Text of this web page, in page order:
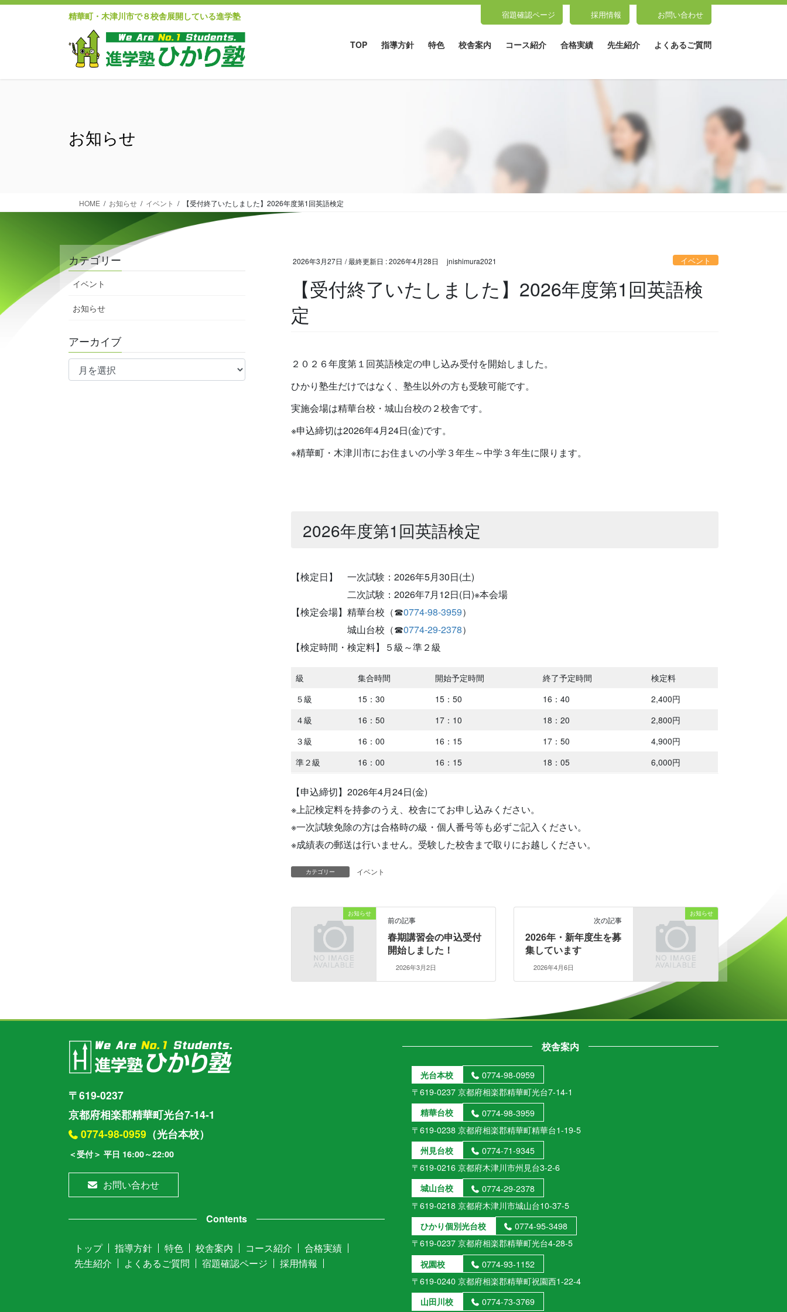
精華町・木津川市で８校舎展開している進学塾 宿題確認ページ 採用情報 お問い合わせ
TOP 指導方針 特色 校舎案内 コース紹介 合格実績 先生紹介 よくあるご質問
お知らせ
HOME お知らせ イベント 【受付終了いたしました】2026年度第1回英語検定
2026年3月27日 / 最終更新日 :2026年4月28日 jnishimura2021 イベント
【受付終了いたしました】2026年度第1回英語検
定
２０２６年度第１回英語検定の申し込み受付を開始しました。
ひかり塾生だけではなく、塾生以外の方も受験可能です。
実施会場は精華台校・城山台校の２校舎です。
※申込締切は2026年4月24日(金)です。
※精華町・木津川市にお住まいの小学３年生～中学３年生に限ります。
2026年度第1回英語検定
【検定日】 一次試験：2026年5月30日(土)
二次試験：2026年7月12日(日)※本会場
【検定会場】精華台校（☎0774-98-3959）
城山台校（☎0774-29-2378）
【検定時間・検定料】５級～準２級
級 集合時間 開始予定時間 終了予定時間
検定料
５級
15：30 15：50 16：40
2,400円
４級
16：50 17：10 18：20
2,800円
３級
16：00 16：15 17：50
4,900円
準２級
16：00 16：15 18：05 6,000円
【申込締切】2026年4月24日(金)
※上記検定料を持参のうえ、校舎にてお申し込みください。
※一次試験免除の方は合格時の級・個人番号等も必ずご記入ください。
※成績表の郵送は行いません。受験した校舎まで取りにお越しください。
カテゴリー イベント
お知らせ
前の記事
春期講習会の申込受付
開始しました！
2026年3月2日
お知らせ
次の記事
2026年・新年度生を募
集しています
2026年4月6日
カテゴリー
イベント
お知らせ
アーカイブ
ア
〒619-0237
京都府相楽郡精華町光台7-14-1
0774-98-0959 （光台本校）
＜受付＞ 平日 16:00～22:00
お問い合わせ
Contents
トップ 指導方針 特色 校舎案内 コース紹介
合格実績
先生紹介
よくあるご質問 宿題確認ページ 採用情報
校舎案内
光台本校
0774-98-0959
〒619-0237 京都府相楽郡精華町光台7-14-1
精華台校
0774-98-3959
〒619-0238 京都府相楽郡精華町精華台1-19-5
州見台校
0774-71-9345
〒619-0216 京都府木津川市州見台3-2-6
城山台校
0774-29-2378
〒619-0218 京都府木津川市城山台10-37-5
ひかり個別光台校
0774-95-3498
〒619-0237 京都府相楽郡精華町光台4-28-5
祝園校
0774-93-1152
〒619-0240 京都府相楽郡精華町祝園西1-22-4
山田川校 0774-73-3769